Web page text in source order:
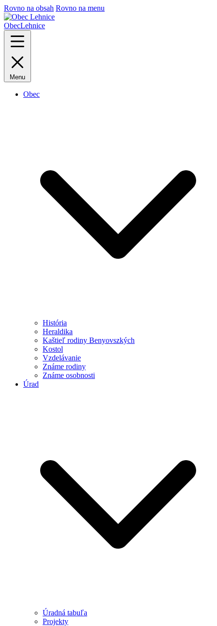
Rovno na obsah Rovno na menu
ObecLehnice
Menu
Obec
História
Heraldika
Kaštieľ rodiny Benyovszkých
Kostol
Vzdelávanie
Známe rodiny
Známe osobnosti
Úrad
Úradná tabuľa
Projekty